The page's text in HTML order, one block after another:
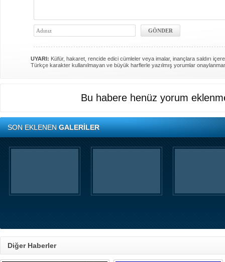
UYARI: Küfür, hakaret, rencide edici cümleler veya imalar, inançlara saldırı
Türkçe karakter kullanılmayan ve büyük harflerle yazılmış yorumlar
Bu habere henüz yorum
SON EKLENENGALERİLER
Diğer Haberler